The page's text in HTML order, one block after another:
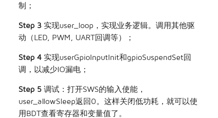
制；
Step 3 实现user_loop，实现业务逻辑。调用其他驱
动（LED, PWM, UART回调等）；
Step 4实现userGpioInputInit和gpioSuspendSet回
调，以减少IO漏电；
Step 5 调试：打开SWS的输入使能，
user_allowSleep返回0。这样关闭低功耗，就可以使
用BDT查看寄存器和变量值了。